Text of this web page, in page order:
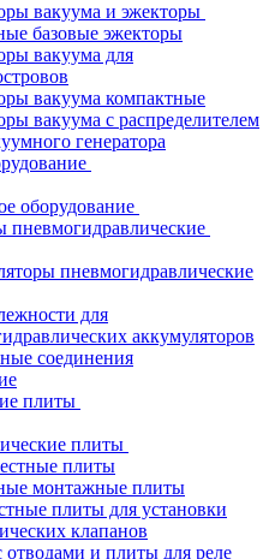
вакуума и эжекторы
базовые эжекторы
вакуума для
вакуума компактные
вакуума с распределителем
генератора
оборудование
пневмогидравлические
пневмогидравлические
для
аккумуляторов
соединения
плиты
плиты
плиты
монтажные плиты
плиты для установки
клапанов
и плиты для реле